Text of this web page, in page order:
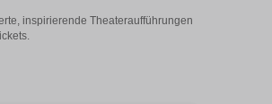
inspirierende Theateraufführungen